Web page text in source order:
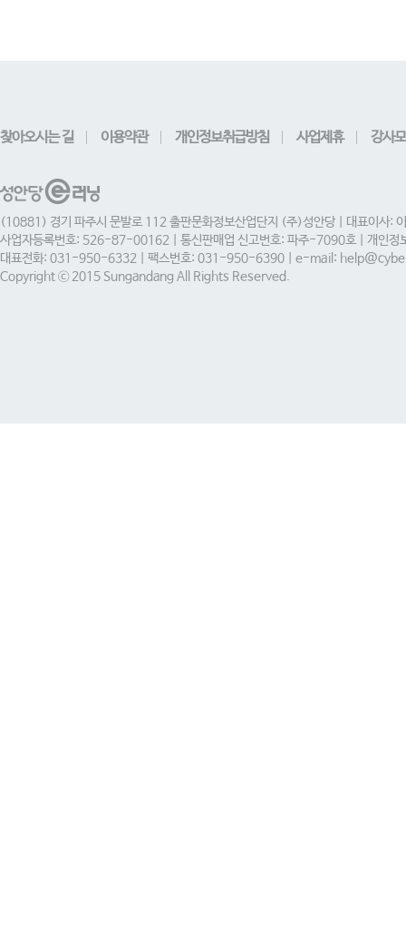
찾아오시는 길 이용약관 개인정보취급방침 사업제휴 강사
(10881) 경기 파주시 문발로 112 출판문화정보산업단지 (주)성안당 | 대표이사:
사업자등록번호: 526-87-00162 | 통신판매업 신고번호: 파주-7090호 | 개인정
대표전화: 031-950-6332 | 팩스번호: 031-950-6390 | e-mail:
Copyright ⓒ 2015 Sungandang All Rights Reserved.